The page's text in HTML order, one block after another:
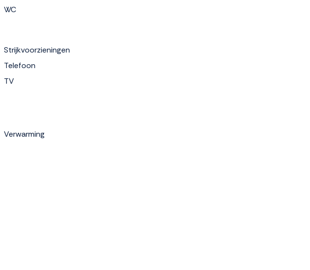
WC
Strijkvoorzieningen
Telefoon
TV
Verwarming